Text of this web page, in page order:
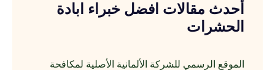
أحدث مقالات افضل خبراء ابادة
الحشرات
الموقع الرسمي للشركة الألمانية الأصلية لمكافحة